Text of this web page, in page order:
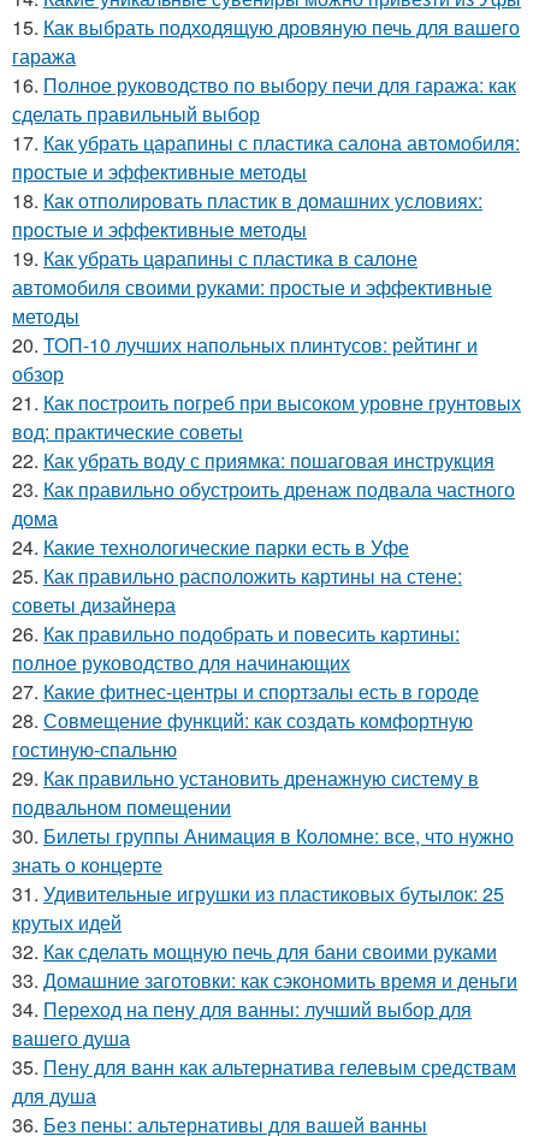
15. Как выбрать подходящую дровяную печь для вашего
гаража
16. Полное руководство по выбору печи для гаража: как
сделать правильный выбор
17. Как убрать царапины с пластика салона автомобиля:
простые и эффективные методы
18. Как отполировать пластик в домашних условиях:
простые и эффективные методы
19. Как убрать царапины с пластика в салоне
автомобиля своими руками: простые и эффективные
методы
20. ТОП-10 лучших напольных плинтусов: рейтинг и
обзор
21. Как построить погреб при высоком уровне грунтовых
вод: практические советы
22. Как убрать воду с приямка: пошаговая инструкция
23. Как правильно обустроить дренаж подвала частного
дома
24. Какие технологические парки есть в Уфе
25. Как правильно расположить картины на стене:
советы дизайнера
26. Как правильно подобрать и повесить картины:
полное руководство для начинающих
27. Какие фитнес-центры и спортзалы есть в городе
28. Совмещение функций: как создать комфортную
гостиную-спальню
29. Как правильно установить дренажную систему в
подвальном помещении
30. Билеты группы Анимация в Коломне: все, что нужно
знать о концерте
31. Удивительные игрушки из пластиковых бутылок: 25
крутых идей
32. Как сделать мощную печь для бани своими руками
33. Домашние заготовки: как сэкономить время и деньги
34. Переход на пену для ванны: лучший выбор для
вашего душа
35. Пену для ванн как альтернатива гелевым средствам
для душа
36. Без пены: альтернативы для вашей ванны